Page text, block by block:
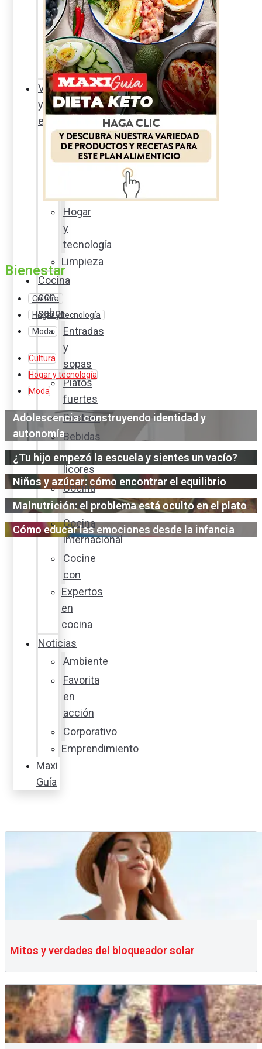
Sexualidad
responsable
En
la
percha
Vida
y
estilo
Productos
nuevos
Hogar
y
tecnología
Limpieza
Cocina
con
sabor
Entradas
y
sopas
Platos
fuertes
Postres
Bebidas
y
licores
Cocina
ecuatoriana
Cocina
internacional
Cocine
con
Expertos
en
cocina
Noticias
Ambiente
Favorita
en
acción
Corporativo
Emprendimiento
Maxi
Guía
Bienestar
Cultura
Hogar y tecnología
Moda
Cultura
Hogar y tecnología
Moda
Adolescencia: construyendo identidad y
autonomía
¿Tu hijo empezó la escuela y sientes un vacío?
Niños y azúcar: cómo encontrar el equilibrio
Malnutrición: el problema está oculto en el plato
Cómo educar las emociones desde la infancia
Mitos y verdades del bloqueador solar